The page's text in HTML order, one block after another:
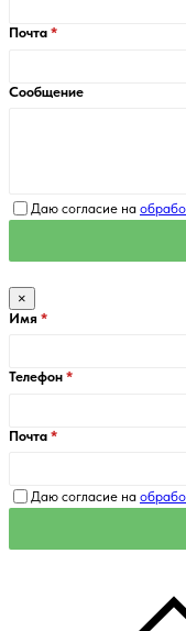
Почта
Сообщение
Даю согласие на
×
Имя
Телефон
Почта
Даю согласие на